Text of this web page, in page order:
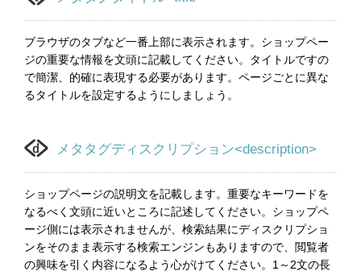
ブラウザのタブなど一番上部に表示されます。ショップペー
ジの重要な情報を文頭に記載してください。タイトルですの
で簡潔、的確に表現する必要があります。ページごとに異な
るタイトルを設定するようにしましょう。
メタタグディスクリプション<description>
ショップページの説明文を記載します。重要なキーワードを
なるべく文頭に近いところに記述してください。ショップペ
ージ側には表示されませんが、検索結果にディスクリプショ
ンをそのまま表示する検索エンジンもありますので、閲覧者
の興味を引く内容になるよう心がけてください。1～2文の長